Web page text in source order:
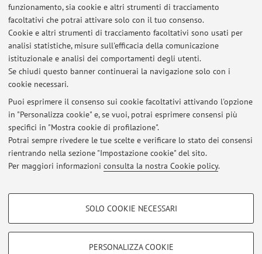
funzionamento, sia cookie e altri strumenti di tracciamento
facoltativi che potrai attivare solo con il tuo consenso.
Cookie e altri strumenti di tracciamento facoltativi sono usati per
analisi statistiche, misure sull'efficacia della comunicazione
istituzionale e analisi dei comportamenti degli utenti.
Se chiudi questo banner continuerai la navigazione solo con i
cookie necessari.
Puoi esprimere il consenso sui cookie facoltativi attivando l'opzione
in "Personalizza cookie" e, se vuoi, potrai esprimere consensi più
specifici in "Mostra cookie di profilazione".
Potrai sempre rivedere le tue scelte e verificare lo stato dei consensi
rientrando nella sezione "Impostazione cookie" del sito.
Per maggiori informazioni consulta la nostra Cookie policy.
COOKIE DI PROFILAZIONE - FACOLTATIVI
SOLO COOKIE NECESSARI
PERSONALIZZA COOKIE
Il ricevimento avviene come segue:
- nel periodo delle lezioni, subito prima ciascuna lezione;
- in altri periodi, su appuntamento. Per fissare l'appuntamento
inviare la mail all'indirizzo gianluca.lavezzari@unibo.it
Ultimi avvisi
Al momento non sono presenti avvisi.
Area riservata
Accedi tramiteloginper gestire tutti i contenuti del sito.